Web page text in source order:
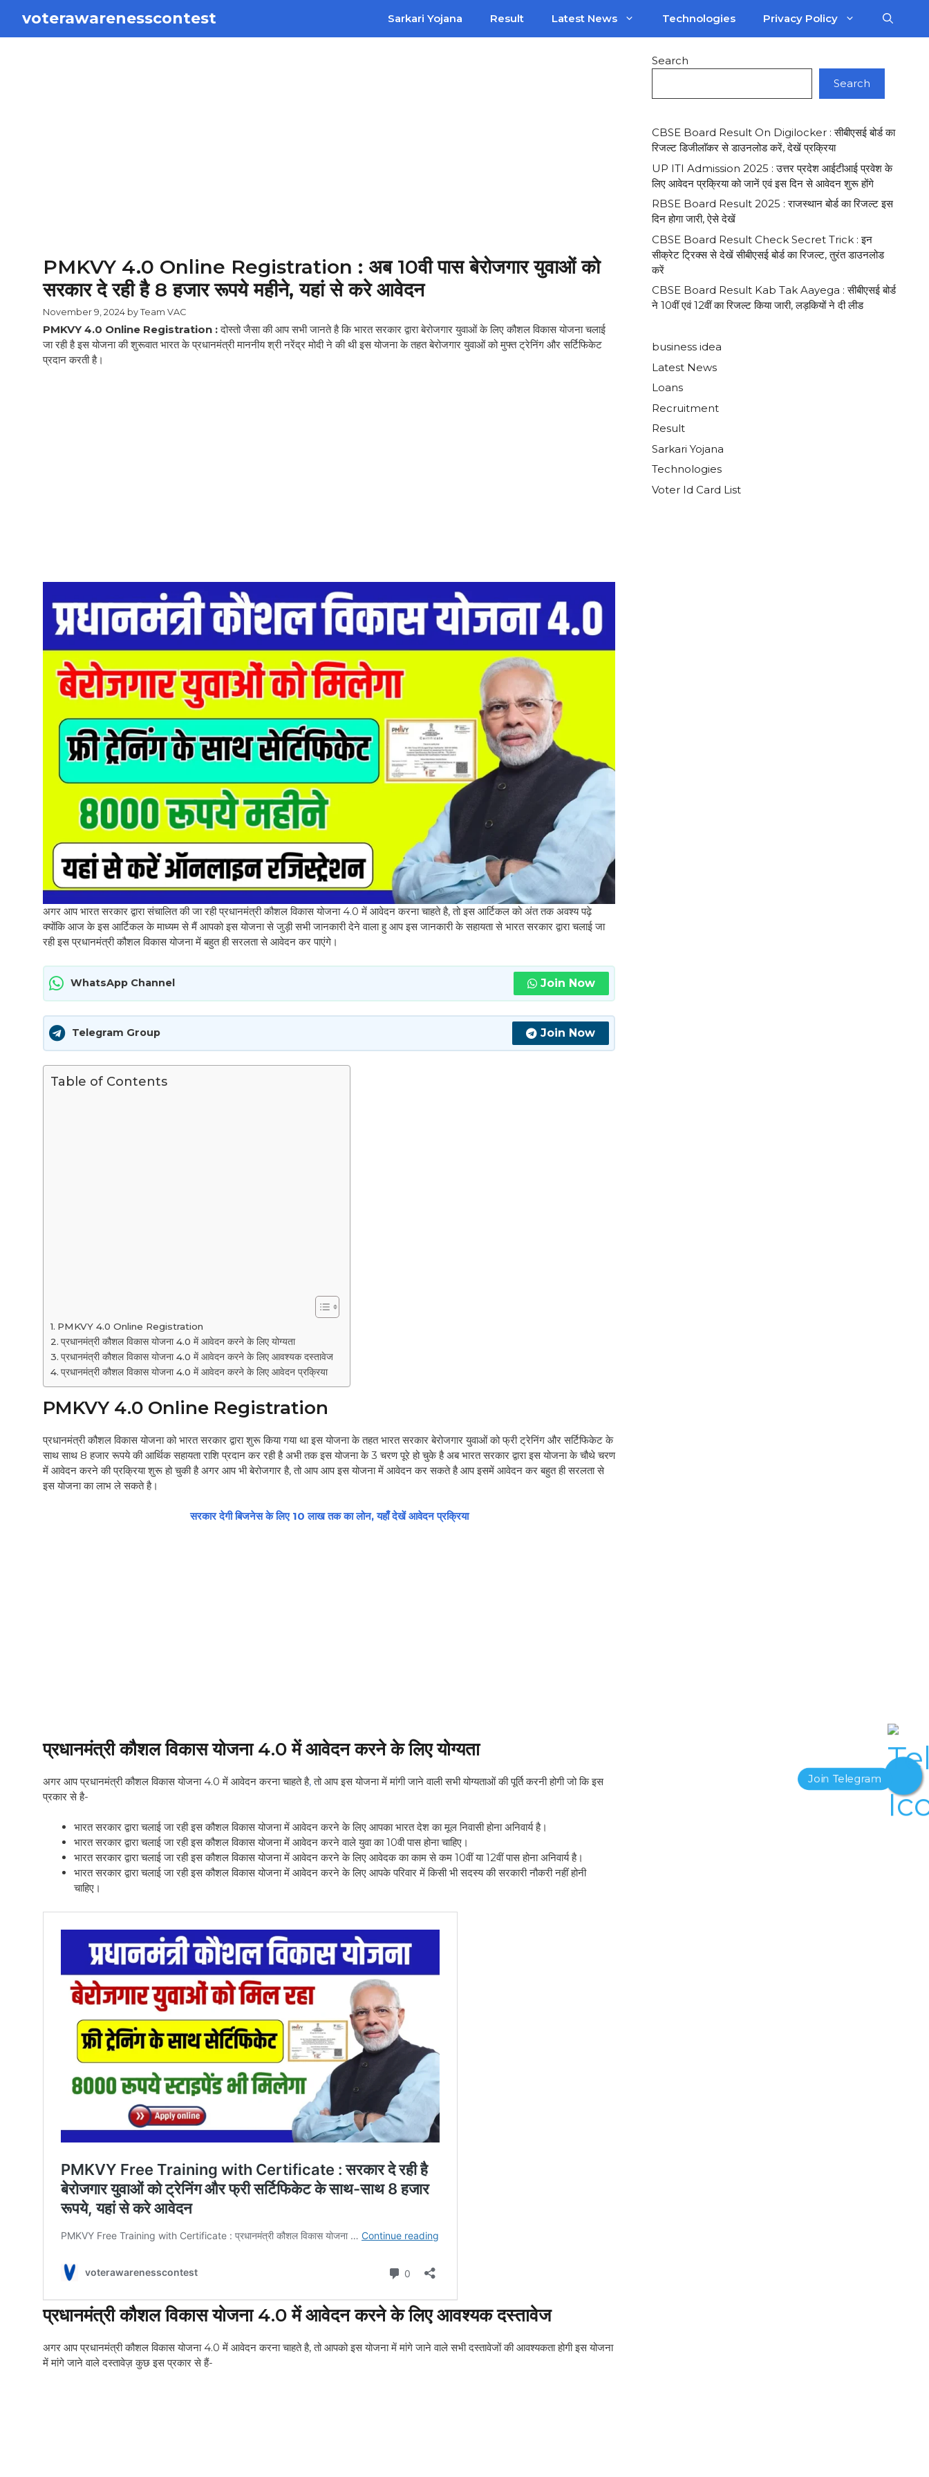
content
voterawarenesscontest Sarkari Yojana Result Latest News Technologies Privacy Policy
PMKVY 4.0 Online Registration : अब 10वी पास बेरोजगार युवाओं को
सरकार दे रही है 8 हजार रूपये महीने, यहां से करे आवेदन
November 9, 2024 by Team VAC
PMKVY 4.0 Online Registration :दोस्तो जैसा की आप सभी जानते है कि भारत सरकार द्वारा बेरोजगार युवाओं के लिए कौशल विकास योजना चलाई
जा रही है इस योजना की शुरूवात भारत के प्रधानमंत्री माननीय श्री नरेंद्र मोदी ने की थी इस योजना के तहत बेरोजगार युवाओं को मुफ्त ट्रेनिंग और सर्टिफिकेट
प्रदान करती है।
अगर आप भारत सरकार द्वारा संचालित की जा रही प्रधानमंत्री कौशल विकास योजना 4.0 में आवेदन करना चाहते है, तो इस आर्टिकल को अंत तक अवश्य पढ़े
क्योंकि आज के इस आर्टिकल के माध्यम से मैं आपको इस योजना से जुड़ी सभी जानकारी देने वाला हु आप इस जानकारी के सहायता से भारत सरकार द्वारा चलाई जा
रही इस प्रधानमंत्री कौशल विकास योजना में बहुत ही सरलता से आवेदन कर पाएंगे।
WhatsApp Channel Join Now
Telegram Group Join Now
Table of Contents
PMKVY 4.0 Online Registration
प्रधानमंत्री कौशल विकास योजना 4.0 में आवेदन करने के लिए योग्यता
प्रधानमंत्री कौशल विकास योजना 4.0 में आवेदन करने के लिए आवश्यक दस्तावेज
प्रधानमंत्री कौशल विकास योजना 4.0 में आवेदन करने के लिए आवेदन प्रक्रिया
PMKVY 4.0 Online Registration
प्रधानमंत्री कौशल विकास योजना को भारत सरकार द्वारा शुरू किया गया था इस योजना के तहत भारत सरकार बेरोजगार युवाओं को फ्री ट्रेनिंग और सर्टिफिकेट के
साथ साथ 8 हजार रूपये की आर्थिक सहायता राशि प्रदान कर रही है अभी तक इस योजना के 3 चरण पूरे हो चुके है अब भारत सरकार द्वारा इस योजना के चौथे चरण
में आवेदन करने की प्रक्रिया शुरू हो चुकी है अगर आप भी बेरोजगार है, तो आप आप इस योजना में आवेदन कर सकते है आप इसमें आवेदन कर बहुत ही सरलता से
इस योजना का लाभ ले सकते है।
सरकार देगी बिजनेस के लिए 10 लाख तक का लोन, यहाँ देखें आवेदन प्रक्रिया
प्रधानमंत्री कौशल विकास योजना 4.0 में आवेदन करने के लिए योग्यता
अगर आप प्रधानमंत्री कौशल विकास योजना 4.0 में आवेदन करना चाहते है,तो आप इस योजना में मांगी जाने वाली सभी योग्यताओं की पूर्ति करनी होगी जो कि इस
प्रकार से है-
भारत सरकार द्वारा चलाई जा रही इस कौशल विकास योजना में आवेदन करने के लिए आपका भारत देश का मूल निवासी होना अनिवार्य है।
भारत सरकार द्वारा चलाई जा रही इस कौशल विकास योजना में आवेदन करने वाले युवा का 10वी पास होना चाहिए।
भारत सरकार द्वारा चलाई जा रही इस कौशल विकास योजना में आवेदन करने के लिए आवेदक का काम से कम 10वीं या 12वीं पास होना अनिवार्य है।
भारत सरकार द्वारा चलाई जा रही इस कौशल विकास योजना में आवेदन करने के लिए आपके परिवार में किसी भी सदस्य की सरकारी नौकरी नहीं होनी
चाहिए।
प्रधानमंत्री कौशल विकास योजना 4.0 में आवेदन करने के लिए आवश्यक दस्तावेज
अगर आप प्रधानमंत्री कौशल विकास योजना 4.0 में आवेदन करना चाहते है, तो आपको इस योजना में मांगे जाने वाले सभी दस्तावेजों की आवश्यकता होगी इस योजना
में मांगे जाने वाले दस्तावेज़ कुछ इस प्रकार से हैं-
Search
Search
CBSE Board Result On Digilocker : सीबीएसई बोर्ड का
रिजल्ट डिजीलाॅकर से डाउनलोड करें, देखें प्रक्रिया
UP ITI Admission 2025 : उत्तर प्रदेश आईटीआई प्रवेश के
लिए आवेदन प्रक्रिया को जानें एवं इस दिन से आवेदन शुरू होंगे
RBSE Board Result 2025 : राजस्थान बोर्ड का रिजल्ट इस
दिन होगा जारी, ऐसे देखें
CBSE Board Result Check Secret Trick : इन
सीक्रेट ट्रिक्स से देखें सीबीएसई बोर्ड का रिजल्ट, तुरंत डाउनलोड
करें
CBSE Board Result Kab Tak Aayega : सीबीएसई बोर्ड
ने 10वीं एवं 12वीं का रिजल्ट किया जारी, लड़कियों ने दी लीड
business idea
Latest News
Loans
Recruitment
Result
Sarkari Yojana
Technologies
Voter Id Card List